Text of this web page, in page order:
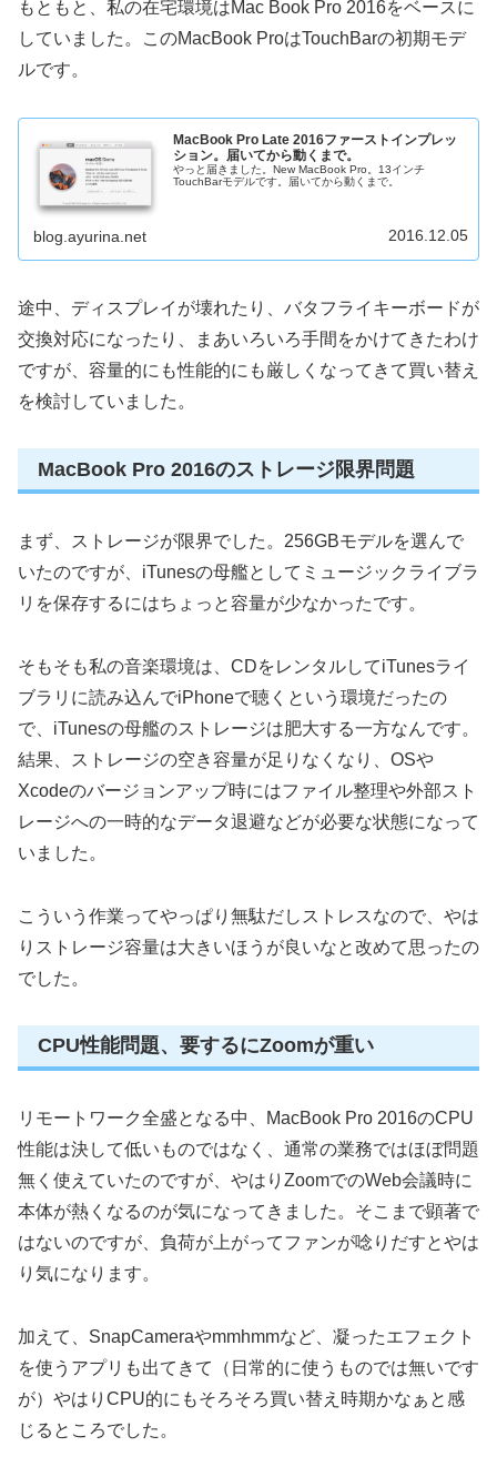
もともと、私の在宅環境はMac Book Pro 2016をベースに
していました。このMacBook ProはTouchBarの初期モデ
ルです。
MacBook Pro Late 2016ファーストインプレッ
ション。届いてから動くまで。
やっと届きました。New MacBook Pro。13インチ
TouchBarモデルです。届いてから動くまで。
blog.ayurina.net 2016.12.05
途中、ディスプレイが壊れたり、バタフライキーボードが
交換対応になったり、まあいろいろ手間をかけてきたわけ
ですが、容量的にも性能的にも厳しくなってきて買い替え
を検討していました。
MacBook Pro 2016のストレージ限界問題
まず、ストレージが限界でした。256GBモデルを選んで
いたのですが、iTunesの母艦としてミュージックライブラ
リを保存するにはちょっと容量が少なかったです。
そもそも私の音楽環境は、CDをレンタルしてiTunesライ
ブラリに読み込んでiPhoneで聴くという環境だったの
で、iTunesの母艦のストレージは肥大する一方なんです。
結果、ストレージの空き容量が足りなくなり、OSや
Xcodeのバージョンアップ時にはファイル整理や外部スト
レージへの一時的なデータ退避などが必要な状態になって
いました。
こういう作業ってやっぱり無駄だしストレスなので、やは
りストレージ容量は大きいほうが良いなと改めて思ったの
でした。
CPU性能問題、要するにZoomが重い
リモートワーク全盛となる中、MacBook Pro 2016のCPU
性能は決して低いものではなく、通常の業務ではほぼ問題
無く使えていたのですが、やはりZoomでのWeb会議時に
本体が熱くなるのが気になってきました。そこまで顕著で
はないのですが、負荷が上がってファンが唸りだすとやは
り気になります。
加えて、SnapCameraやmmhmmなど、凝ったエフェクト
を使うアプリも出てきて（日常的に使うものでは無いです
が）やはりCPU的にもそろそろ買い替え時期かなぁと感
じるところでした。